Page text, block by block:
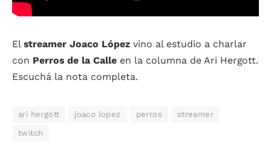
El streamer Joaco López vino al estudio a charlar
con Perros de la Calle en la columna de Ari Hergott.
Escuchá la nota completa.
ari hergott joaco lopez perros streamer
twitch